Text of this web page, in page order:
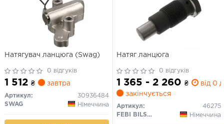
Натягувач ланцюга (Swag)
0 відгуків
1 512 ₴ завтра
Артикул:
30936484
SWAG
Німеччина
Натяг ланцюга
0 відгуків
1 365 - 2 260 ₴
від 0
закінчується
Артикул:
46275
FEBI BILSTEIN
Німеччина